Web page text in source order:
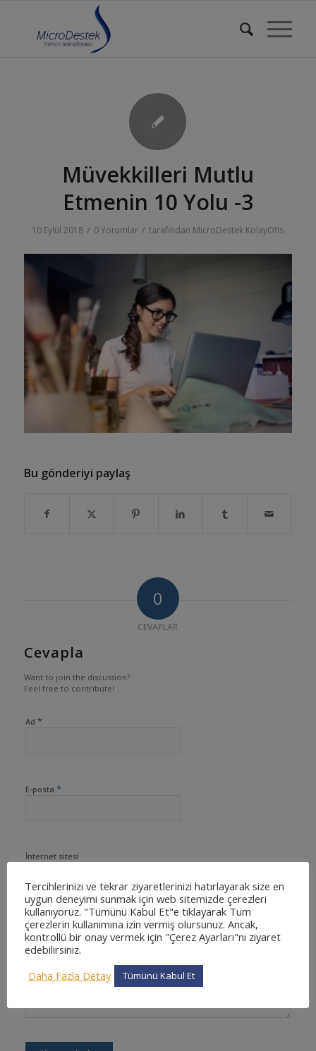
Müvekkilleri Mutlu
Etmenin 10 Yolu -3
10 Eylül 2018 / 0 Yorumlar / tarafından MicroDestek KolayOfis
Bu gönderiyi paylaş
0
CEVAPLAR
Cevapla
Want to join the discussion?
Feel free to contribute!
Ad *
E-posta *
İnternet sitesi
Tercihlerinizi ve tekrar ziyaretlerinizi hatırlayarak size en
uygun deneyimi sunmak için web sitemizde çerezleri
kullanıyoruz. "Tümünü Kabul Et"e tıklayarak Tüm
çerezlerin kullanımına izin vermiş olursunuz. Ancak,
kontrollü bir onay vermek için "Çerez Ayarları"nı ziyaret
edebilirsiniz.
Daha Fazla Detay
Tümünü Kabul Et